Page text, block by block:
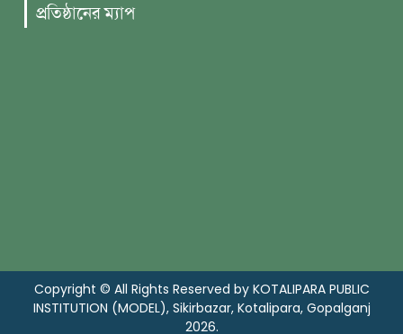
প্রতিষ্ঠানের ম্যাপ
Copyright © All Rights Reserved by KOTALIPARA PUBLIC
INSTITUTION (MODEL), Sikirbazar, Kotalipara, Gopalganj
2026.